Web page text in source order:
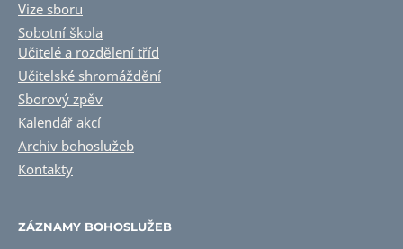
Vize sboru
Sobotní škola
Učitelé a rozdělení tříd
Učitelské shromáždění
Sborový zpěv
Kalendář akcí
Archiv bohoslužeb
Kontakty
ZÁZNAMY BOHOSLUŽEB